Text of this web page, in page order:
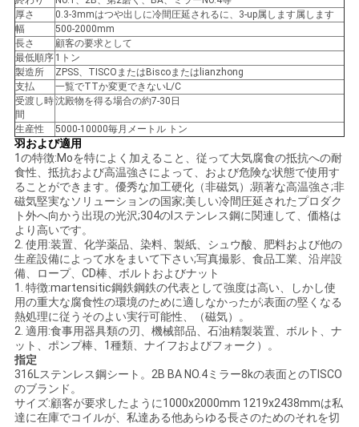
COMPANY
NEWS
地
図
PRIVACY
POLICY
厚さ
0.3-3mmはつや出しに冷間圧延されるに、3-up属します属します
幅
500-2000mm
長さ
顧客の要求として
最低順序 1トン
製造所
ZPSS、TISCOまたはBiscoまたはlianzhong
支払
一覧でTTか変更できないL/C
受渡し時
間
沈殿物を得る場合の約7-30日
生産性 5000-10000毎月メートル トン
羽および適用
1の特徴:Moを特によく加えること、従って大気腐食の抵抗への耐
食性、抵抗および高温強さによって、および危険な状態で使用す
ることができます。優秀な加工硬化（非磁気）;顕著な高温強さ;非
磁気堅実なソリューションの国家;美しい冷間圧延されたプロダク
ト外へ向かう出現の光沢;304のlステンレス鋼に関連して、価格は
より高いです。
2. 使用:装置、化学薬品、染料、製紙、シュウ酸、肥料および他の
生産設備によって水をまいて下さい;写真撮影、食品工業、沿岸設
備、ロープ、CD棒、ボルトおよびナット
1. 特徴:martensitic鋼鉄鋼鉄の代表として強度は高い、しかし使
用の重大な腐食性の環境のために適しなかったが;表面の堅くなる
熱処理に従うそのよい実行可能性、（磁気）。
2. 適用:食事用器具類の刃、機械部品、石油精製装置、ボルト、ナ
ット、ポンプ棒、1種類、ナイフおよびフォーク）。
指定
316Lステンレス鋼シート。2B BA NO.4ミラー8kの表面とのTISCO
のブランド。
サイズ:顧客が要求したように1000x2000mm 1219x2438mmは私
達に在庫でコイルが、私達ある他あらゆる長さのためのそれを切